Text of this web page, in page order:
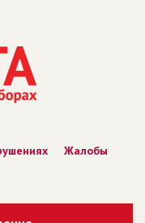
Жалобы